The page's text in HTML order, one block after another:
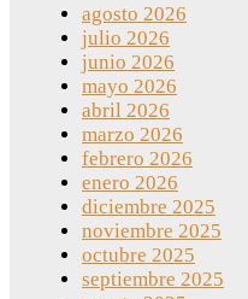
agosto 2026
julio 2026
junio 2026
mayo 2026
abril 2026
marzo 2026
febrero 2026
enero 2026
diciembre 2025
noviembre 2025
octubre 2025
septiembre 2025